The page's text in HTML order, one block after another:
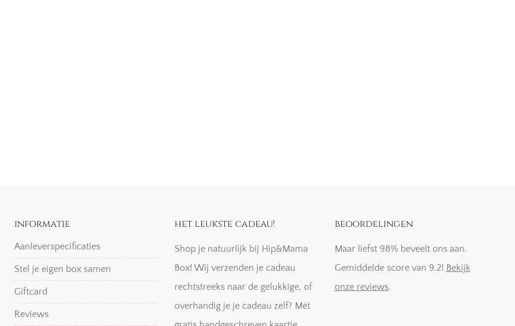
informatie
Aanleverspecificaties
Stel je eigen box samen
Giftcard
Reviews
het leukste cadeau!
Shop je natuurlijk bij Hip&Mama
Box! Wij verzenden je cadeau
rechtstreeks naar de gelukkige, of
overhandig je je cadeau zelf? Mét
beoordelingen
Maar liefst 98% beveelt ons aan.
Gemiddelde score van 9.2! Bekijk
onze reviews.